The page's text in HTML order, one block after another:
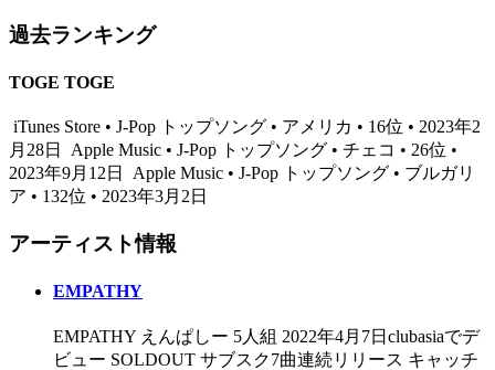
過去ランキング
TOGE TOGE
iTunes Store • J-Pop トップソング • アメリカ • 16位 • 2023年2
月28日
Apple Music • J-Pop トップソング • チェコ • 26位 •
2023年9月12日
Apple Music • J-Pop トップソング • ブルガリ
ア • 132位 • 2023年3月2日
アーティスト情報
EMPATHY
EMPATHY えんぱしー 5人組 2022年4月7日clubasiaでデ
ビュー SOLDOUT サブスク7曲連続リリース キャッチ